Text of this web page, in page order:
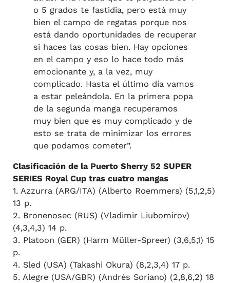
o 5 grados te fastidia, pero está muy
bien el campo de regatas porque nos
está dando oportunidades de recuperar
si haces las cosas bien. Hay opciones
en el campo y eso lo hace todo más
emocionante y, a la vez, muy
complicado. Hasta el último día vamos
a estar peleándola. En la primera popa
de la segunda manga recuperamos
muy bien que es muy complicado y de
esto se trata de minimizar los errores
que podamos cometer”.
Clasificación de la Puerto Sherry 52 SUPER
SERIES Royal Cup tras cuatro mangas
1. Azzurra (ARG/ITA) (Alberto Roemmers) (5,1,2,5)
13 p.
2. Bronenosec (RUS) (Vladimir Liubomirov)
(4,3,4,3) 14 p.
3. Platoon (GER) (Harm Müller-Spreer) (3,6,5,1) 15
p.
4. Sled (USA) (Takashi Okura) (8,2,3,4) 17 p.
5. Alegre (USA/GBR) (Andrés Soriano) (2,8,6,2) 18